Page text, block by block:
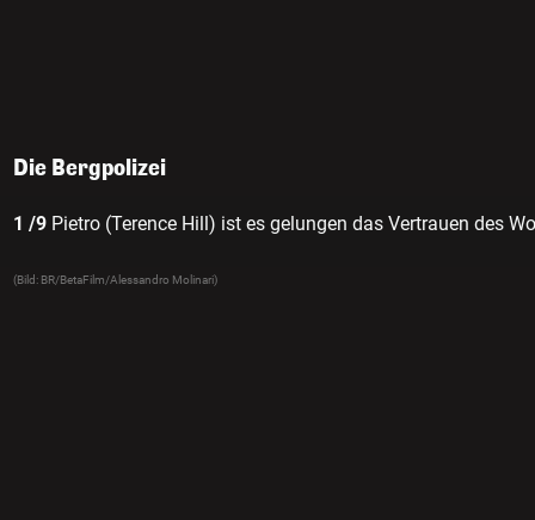
Die Bergpolizei
1 /9 Pietro (Terence Hill) ist es gelungen das Vertrauen des
(Bild: BR/BetaFilm/Alessandro Molinari)